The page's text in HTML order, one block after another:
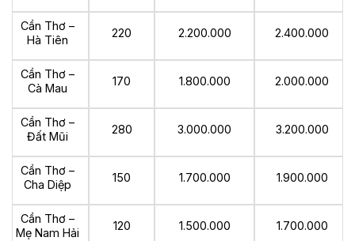
Cần Thơ –
Hà Tiên
220 2.200.000 2.400.000
Cần Thơ –
Cà Mau
170 1.800.000 2.000.000
Cần Thơ –
Đất Mũi
280 3.000.000 3.200.000
Cần Thơ –
Cha Diệp
150 1.700.000 1.900.000
Cần Thơ –
Mẹ Nam Hải
120 1.500.000 1.700.000